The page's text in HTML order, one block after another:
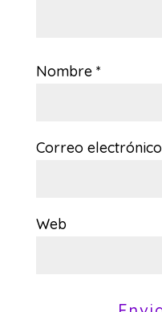
Nombre *
Correo electrónico
Web